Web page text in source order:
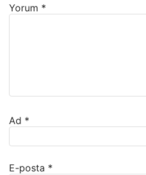
Yorum *
Ad *
E-posta *